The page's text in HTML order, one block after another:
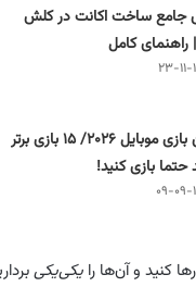
جامع ساخت اکانت در کلش
راهنمای کامل
۱۴۰۴
بهترین بازی موبایل ۲۰۲۶/ ۱۵ بازی برتر
حتما بازی کنید!
۱۴۰۴
کنید و آن‌ها را یکی‌یکی